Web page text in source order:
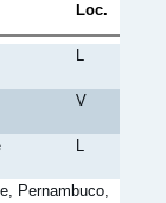
Loc.
L
V
L
Pernambuco,